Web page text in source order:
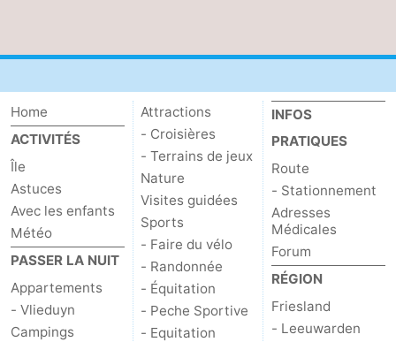
Home
ACTIVITÉS
Île
Astuces
Avec les enfants
Météo
PASSER LA NUIT
Appartements
- Vlieduyn
Campings
Attractions
- Croisières
- Terrains de jeux
Nature
Visites guidées
Sports
- Faire du vélo
- Randonnée
- Équitation
- Peche Sportive
- Equitation
INFOS
PRATIQUES
Route
- Stationnement
Adresses
Médicales
Forum
RÉGION
Friesland
- Leeuwarden